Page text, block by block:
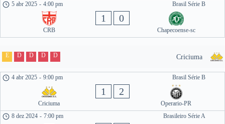
Brasil Série B
5 abr 2025 - 4:00 pm
CRB
1 0
Chapecoense-sc
Criciuma
E D D D D
Brasil Série B
4 abr 2025 - 9:00 pm
Criciuma
1 2
Operario-PR
Brasileiro Série A
8 dez 2024 - 7:00 pm